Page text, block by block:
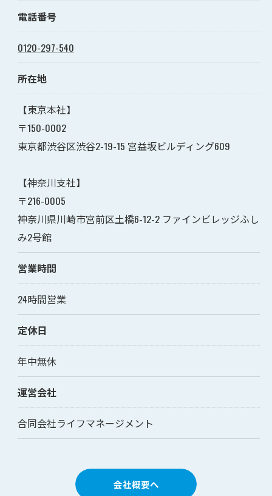
電話番号
0120-297-540
営業時間
24時間営業
定休日
年中無休
運営会社
合同会社ライフマネージメント
所在地
【東京本社】
〒150-0002
東京都渋谷区渋谷2-19-15 宮益坂ビルディング609
【神奈川支社】
〒216-0005
神奈川県川崎市宮前区土橋6-12-2 ファインビレッジふし
み2号館
会社概要へ
ご相談はこちら